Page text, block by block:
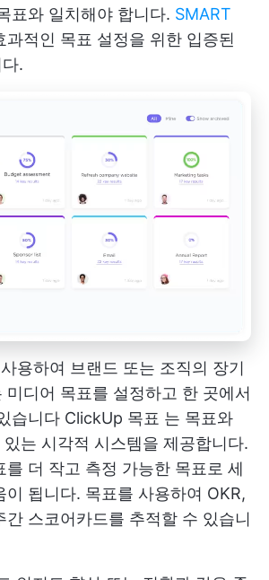
표와 일치해야 합니다. SMART
과적인 목표 설정을 위한 입증된
.
용하여 브랜드 또는 조직의 장기
미디어 목표를 설정하고 한 곳에서
습니다 ClickUp 목표 는 목표와
는 시각적 시스템을 제공합니다.
를 더 작고 측정 가능한 목표로 세
이 됩니다. 목표를 사용하여 OKR,
간 스코어카드를 추적할 수 있습니